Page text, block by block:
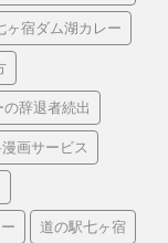
ヶ宿ダム湖カレー
辞退者続出
画サービス
道の駅七ヶ宿